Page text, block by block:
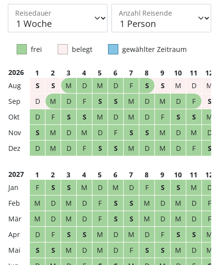
Reisedauer Anzahl Reisende
frei belegt gewählter Zeitraum
2026 1 2 3 4 5 6 7 8 9 10 11
12
S
S M D M D F S S M D
M
D
M D F S S M D M D F
S
D
F S S M D M D F S S
M
S
M D M D F S S M D M
D
D
M D F S S M D M D F S
2027 1 2 3 4 5 6 7 8 9 10 11
12
F
S S M D M D F S S M
D
M
D M D F S S M D M D
F
M
D M D F S S M D M D
F
D
F S S M D M D F S S
M
S
S M D M D F S S M D
M